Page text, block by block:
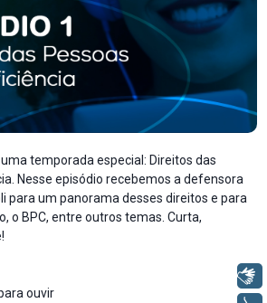
temporada especial: Direitos das
Nesse episódio recebemos a defensora
para um panorama desses direitos e para
o BPC, entre outros temas. Curta,
ouvir